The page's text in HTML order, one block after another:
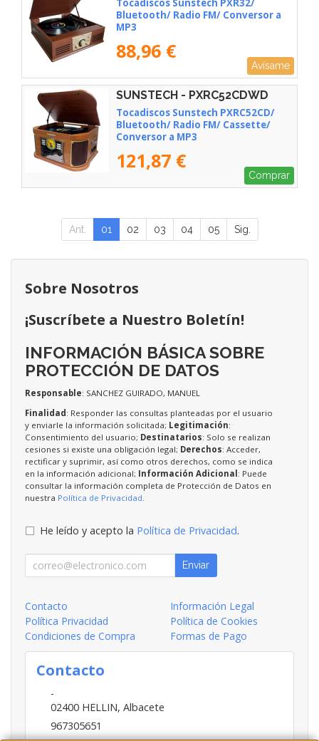
Tocadiscos Sunstech PXR32/
Bluetooth/ Radio FM/ Conversor a
MP3
88,96 €
Avísame
SUNSTECH - PXRC52CDWD
Tocadiscos Sunstech PXRC52CD/
Bluetooth/ Radio FM/ Cassette/
Conversor a MP3
121,87 €
Comprar
Ant. 01 02 03 04 05 Sig.
Sobre Nosotros
¡Suscríbete a Nuestro Boletín!
INFORMACIÓN BÁSICA SOBRE
PROTECCIÓN DE DATOS
Responsable: SANCHEZ GUIRADO, MANUEL
Finalidad: Responder las consultas planteadas por el usuario
y enviarle la información solicitada; Legitimación:
Consentimiento del usuario; Destinatarios: Solo se realizan
cesiones si existe una obligación legal; Derechos: Acceder,
rectificar y suprimir, así como otros derechos, como se indica
en la información adicional; Información Adicional: Puede
consultar la información completa de Protección de Datos en
nuestra Política de Privacidad
He leído y acepto la Política de Privacidad.
Enviar
Contacto
Información Legal
Política Privacidad
Política de Cookies
Condiciones de Compra
Formas de Pago
Contacto
-
02400 HELLIN, Albacete
967305651